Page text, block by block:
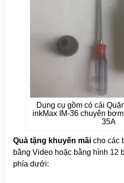
Dụng cụ gồm có cái
inkMax IM-36 chuyên
35A
Quà tặng khuyến mãicho các
bằng Video hoặc bằng hình 12
phía dưới: